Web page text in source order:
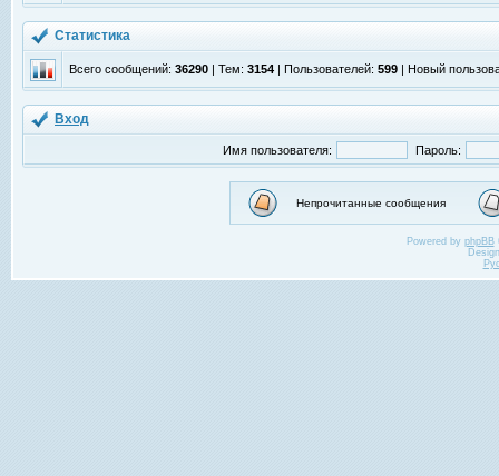
Статистика
Всего сообщений: 36290 | Тем: 3154 | Пользователей: 599 | Новый
Вход
Имя пользователя: Пароль:
Непрочитанные сообщения
Powered by phpBB